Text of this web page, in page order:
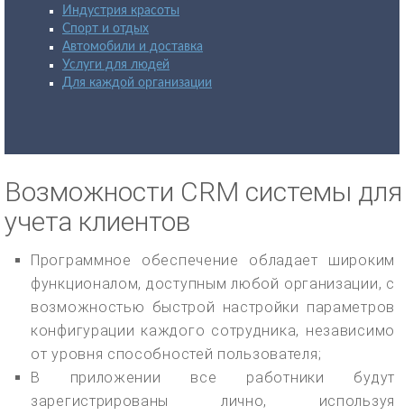
Индустрия красоты
Спорт и отдых
Автомобили и доставка
Услуги для людей
Для каждой организации
Возможности CRM системы для
учета клиентов
Программное обеспечение обладает широким
функционалом, доступным любой организации, с
возможностью быстрой настройки параметров
конфигурации каждого сотрудника, независимо
от уровня способностей пользователя;
В приложении все работники будут
зарегистрированы лично, используя